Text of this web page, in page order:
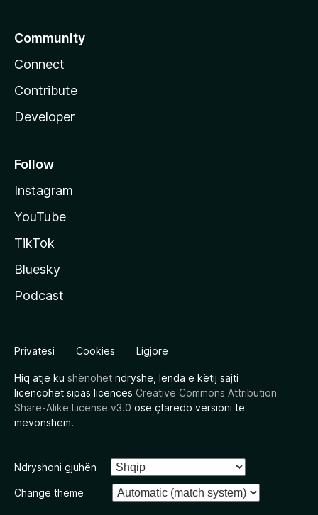
Community
Connect
Contribute
Developer
Follow
Instagram
YouTube
TikTok
Bluesky
Podcast
Privatësi Cookies Ligjore
Hiq atje ku shënohet ndryshe, lënda e këtij sajti
licencohet sipas licencës Creative Commons Attribution
Share-Alike License v3.0 ose çfarëdo versioni të
mëvonshëm.
Ndryshoni gjuhën
Change theme